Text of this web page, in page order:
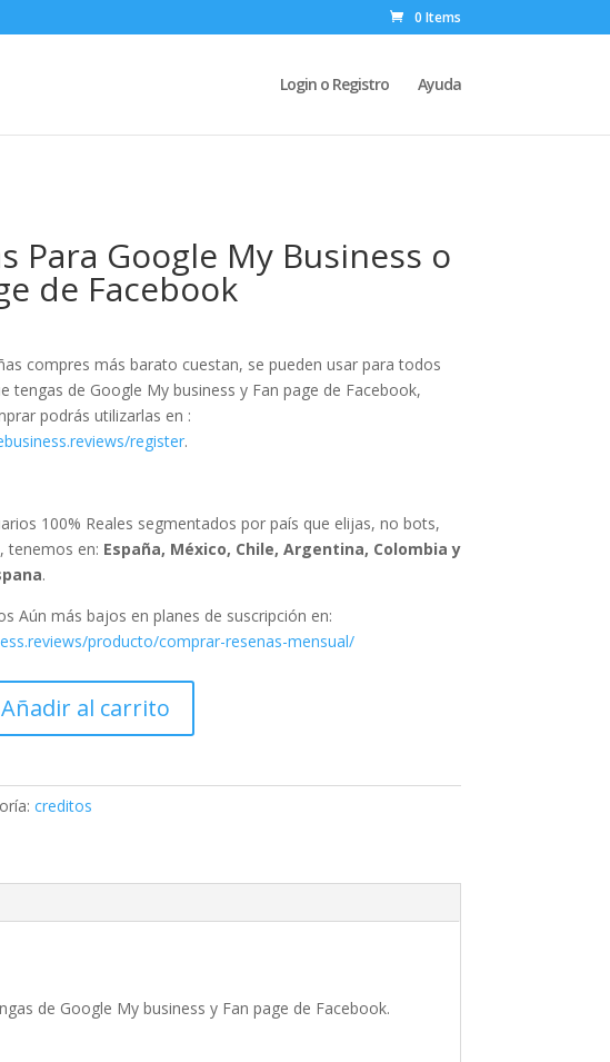
0 Items
Login o Registro Ayuda
Para Google My Business o
de Facebook
compres más barato cuestan, se pueden usar para todos
tengas de Google My business y Fan page de Facebook,
podrás utilizarlas en :
register.
100% Reales segmentados por país que elijas, no bots,
tenemos en: España, México, Chile, Argentina, Colombia y
.
Aún más bajos en planes de suscripción en:
producto/comprar-resenas-mensual/
Añadir al carrito
creditos
de Google My business y Fan page de Facebook.